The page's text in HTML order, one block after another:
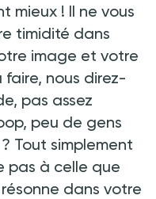
mieux ! Il ne vous
timidité dans
image et votre
faire, nous direz-
pas assez
peu de gens
? Tout simplement
pas à celle que
dans votre